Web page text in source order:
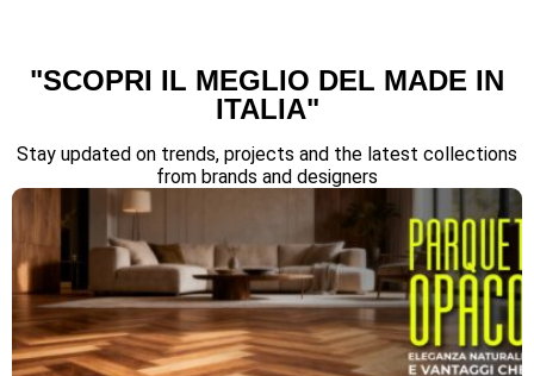
"SCOPRI IL MEGLIO DEL MADE IN
ITALIA"
Stay updated on trends, projects and the latest collections
from brands and designers